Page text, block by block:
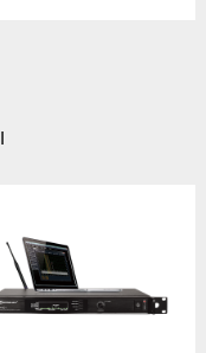
8 часов